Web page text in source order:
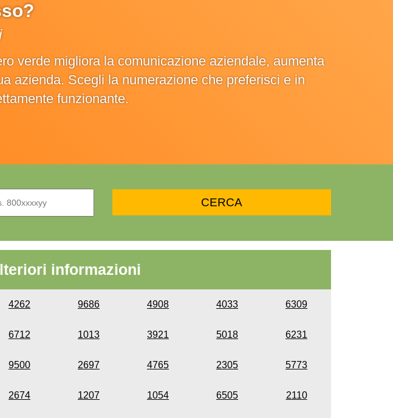
verde migliora la comunicazione aziendale, aumenta
azienda. Scegli la numerazione che preferisci e in
funzionante.
informazioni
4262 9686 4908 4033 6309
6712 1013 3921 5018 6231
9500 2697 4765 2305 5773
2674 1207 1054 6505 2110